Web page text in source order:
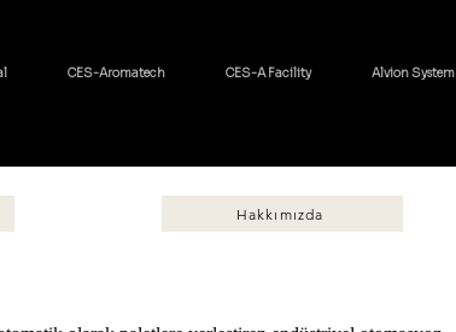
CES-Aromatech CES-A Facility Alvion System
Hakkımızda